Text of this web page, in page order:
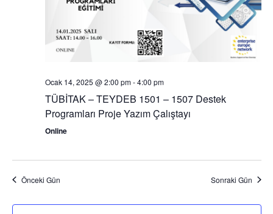
Ocak 14, 2025 @ 2:00 pm-4:00 pm
TÜBİTAK – TEYDEB 1501 – 1507 Destek
Programları Proje Yazım Çalıştayı
Online
Önceki Gün Sonraki Gün